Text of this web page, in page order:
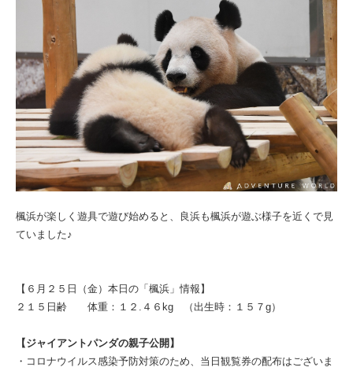
楓浜が楽しく遊具で遊び始めると、良浜も楓浜が遊ぶ様子を近くで見
ていました♪
【６月２５日（金）本日の「楓浜」情報】
２１５日齢 体重：１２.４６kg （出生時：１５７g）
【ジャイアントパンダの親子公開】
・コロナウイルス感染予防対策のため、当日観覧券の配布はございま